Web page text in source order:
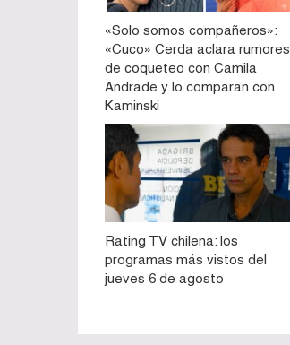
«Solo somos compañeros»:
«Cuco» Cerda aclara rumores
de coqueteo con Camila
Andrade y lo comparan con
Kaminski
Rating TV chilena: los
programas más vistos del
jueves 6 de agosto